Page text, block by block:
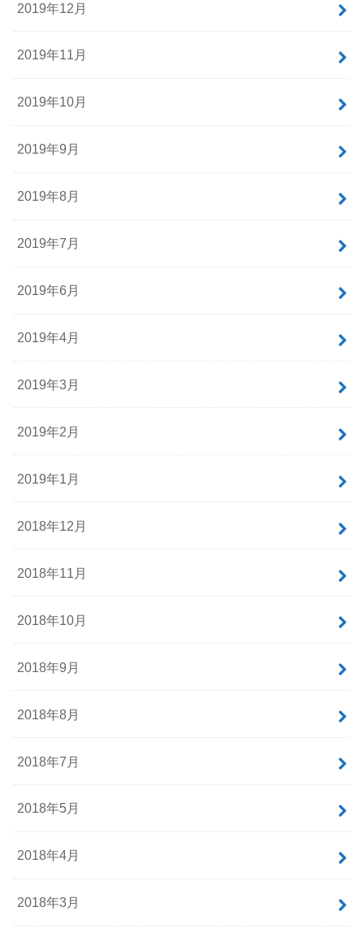
2019年12月
2019年11月
2019年10月
2019年9月
2019年8月
2019年7月
2019年6月
2019年4月
2019年3月
2019年2月
2019年1月
2018年12月
2018年11月
2018年10月
2018年9月
2018年8月
2018年7月
2018年5月
2018年4月
2018年3月